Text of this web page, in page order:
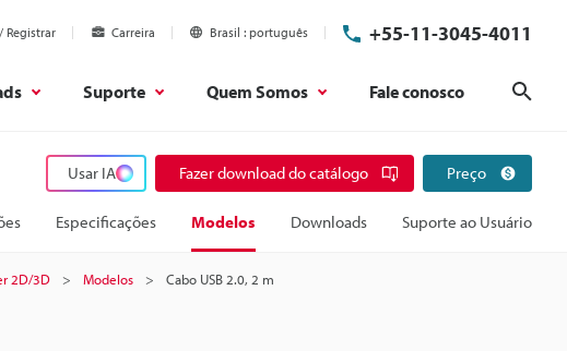
Registrar Carreira Brasil português +55-11-3045-4011
Suporte Quem Somos Fale conosco
Usar IA Fazer download do catálogo Preço
Especificações Modelos Downloads Suporte ao Usuário
2D/3D Modelos Cabo USB 2.0, 2 m